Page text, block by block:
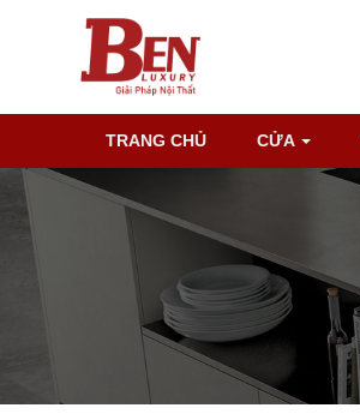
TRANG CHỦ CỬA